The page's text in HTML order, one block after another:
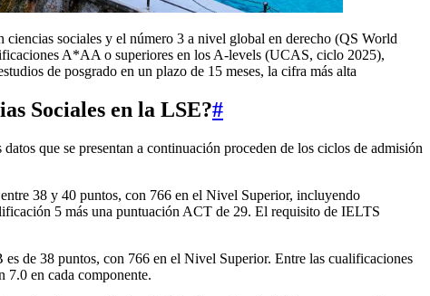
sociales y el número 3 a nivel global en derecho (QS World
A*AA o superiores en los A-levels (UCAS, ciclo 2025),
de posgrado en un plazo de 15 meses, la cifra más alta
Sociales en la LSE?#
que se presentan a continuación proceden de los ciclos de admisión
38 y 40 puntos, con 766 en el Nivel Superior, incluyendo
5 más una puntuación ACT de 29. El requisito de IELTS
de 38 puntos, con 766 en el Nivel Superior. Entre las cualificaciones
en cada componente.